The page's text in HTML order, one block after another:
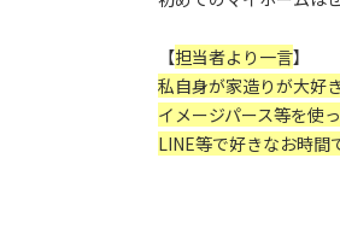
【担当者より一言】
私自身が家造りが大好
イメージパース等を使
LINE等で好きなお時間